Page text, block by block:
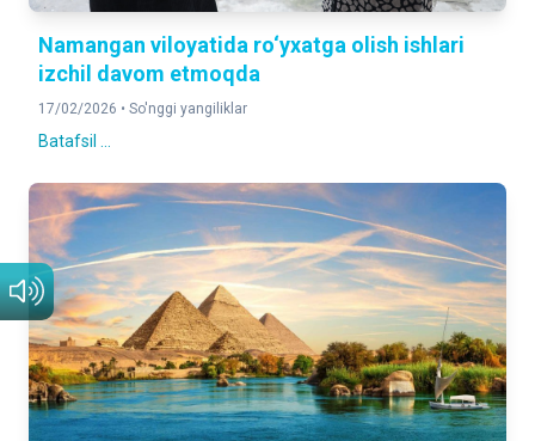
Namangan viloyatida ro‘yxatga olish ishlari
izchil davom etmoqda
17/02/2026 • So'nggi yangiliklar
Batafsil ...